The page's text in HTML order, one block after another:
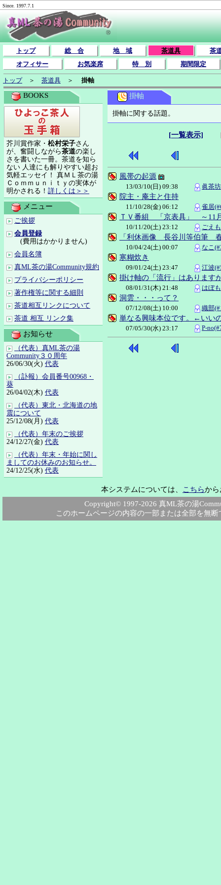
Since. 1997.7.1
トップ 総 合 地 域 茶道具
茶
オフィサー
お気楽席 特 別 期間限定
トップ＞ 茶道具 ＞ 掛軸
掛軸
掛軸に関する話題。
[一覧表示]
風帯の起源
13/03/10(日) 09:38 眞茶
院主・庵主と住持
11/10/28(金) 06:12 雀居
ＴＶ番組 「京表具」 ～11
10/11/20(土) 23:12 ごえ
「利休画像 長谷川等伯筆
10/04/24(土) 00:07 なこ
寒糊炊き
09/01/24(土) 23:47 江波
掛け軸の「流行」はあります
08/01/31(木) 21:48 はぼ
洞雲・・・って？
07/12/08(土) 10:00 織部
単なる興味本位です。←いい
07/05/30(水) 23:17 P-
BOOKS
芥川賞作家・ 松村栄子さん
が、奮闘しながら茶道の楽し
さを書いた一冊。茶道を知ら
ない 人達にも解りやすい超お
気軽エッセイ！ 真ＭＬ茶の湯
Ｃｏｍｍｕｎｉｔｙの実体が
明かされる！ 詳しくは＞＞
メニュー
ご挨拶
会員登録
(費用はかかりません)
会員名簿
真ML茶の湯Community規約
プライバシーポリシー
著作権等に関する細則
茶道相互リンクについて
茶道 相互 リンク集
お知らせ
（代表）真ML茶の湯
Community３０周年
26/06/30(火) 代表
（訃報）会員番号00968・
葵
26/04/02(木) 代表
（代表）東北・北海道の地
震について
25/12/08(月) 代表
（代表）年末のご挨拶
24/12/27(金) 代表
（代表）年末・年始に関し
ましてのお休みのお知らせ。
24/12/25(水) 代表
本システムについては、 こちらから
Copyright© 1997-2026 真ML茶の湯
このホームページの内容の一部または全部を無